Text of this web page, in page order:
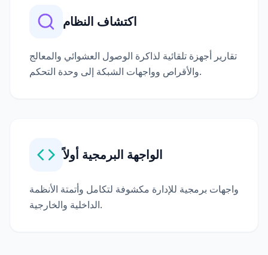
اكتشاف النظام
تقارير أجهزة تلقائية لذاكرة الوصول العشوائي والمعالج
والأقراص وواجهات الشبكة إلى وحدة التحكم.
الواجهة البرمجية أولاً
واجهات برمجية للإدارة مكشوفة لتكامل وأتمتة الأنظمة
الداخلية والخارجية.